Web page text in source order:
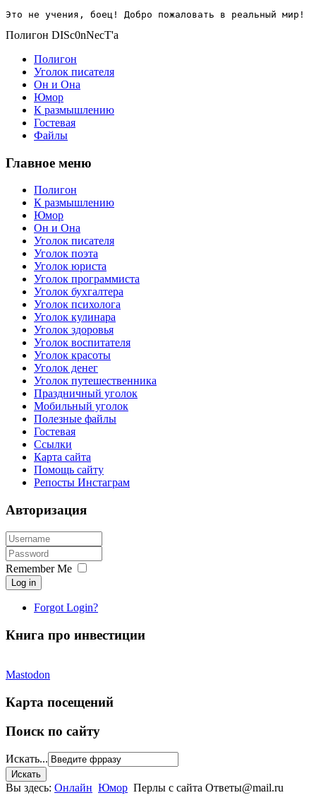
Это не учения, боец! Добро пожаловать в реальный мир!
Полигон DISc0nNecT'a
Полигон
Уголок писателя
Он и Она
Юмор
К размышлению
Гостевая
Файлы
Главное меню
Полигон
К размышлению
Юмор
Он и Она
Уголок писателя
Уголок поэта
Уголок юриста
Уголок программиста
Уголок бухгалтера
Уголок психолога
Уголок кулинара
Уголок здоровья
Уголок воспитателя
Уголок красоты
Уголок денег
Уголок путешественника
Праздничный уголок
Мобильный уголок
Полезные файлы
Гостевая
Ссылки
Карта сайта
Помощь сайту
Репосты Инстаграм
Авторизация
Remember Me
Log in
Forgot Login?
Книга про инвестиции
Mastodon
Карта посещений
Поиск по сайту
Искать...
Вы здесь: Онлайн Юмор Перлы с сайта Ответы@mail.ru